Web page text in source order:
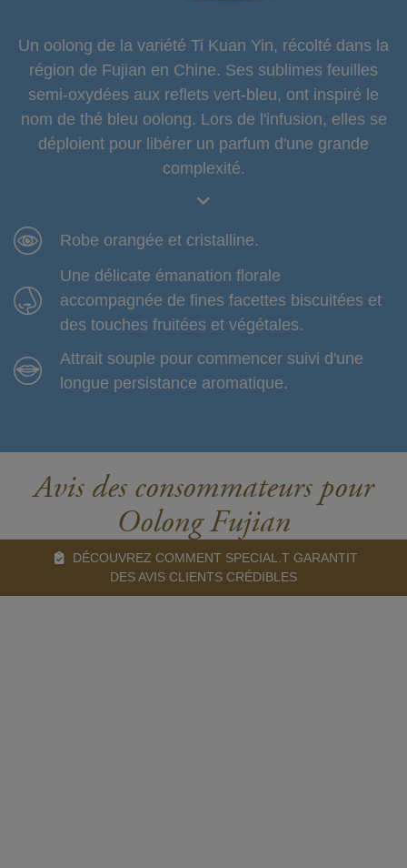
Un oolong de la variété Ti Kuan Yin, récolté dans la
région de Fujian en Chine. Ses sublimes feuilles
semi-oxydées aux reflets vert-bleu, ont inspiré le
nom de thé bleu oolong. Lors de l'infusion, elles se
déploient pour libérer un parfum d'une grande
complexité.
Robe orangée et cristalline.
Une délicate émanation florale
accompagnée de fines facettes biscuitées et
des touches fruitées et végétales.
Attrait souple pour commencer suivi d'une
longue persistance aromatique.
Avis des consommateurs pour
Oolong Fujian
DÉCOUVREZ COMMENT SPECIAL.T GARANTIT
DES AVIS CLIENTS CRÉDIBLES